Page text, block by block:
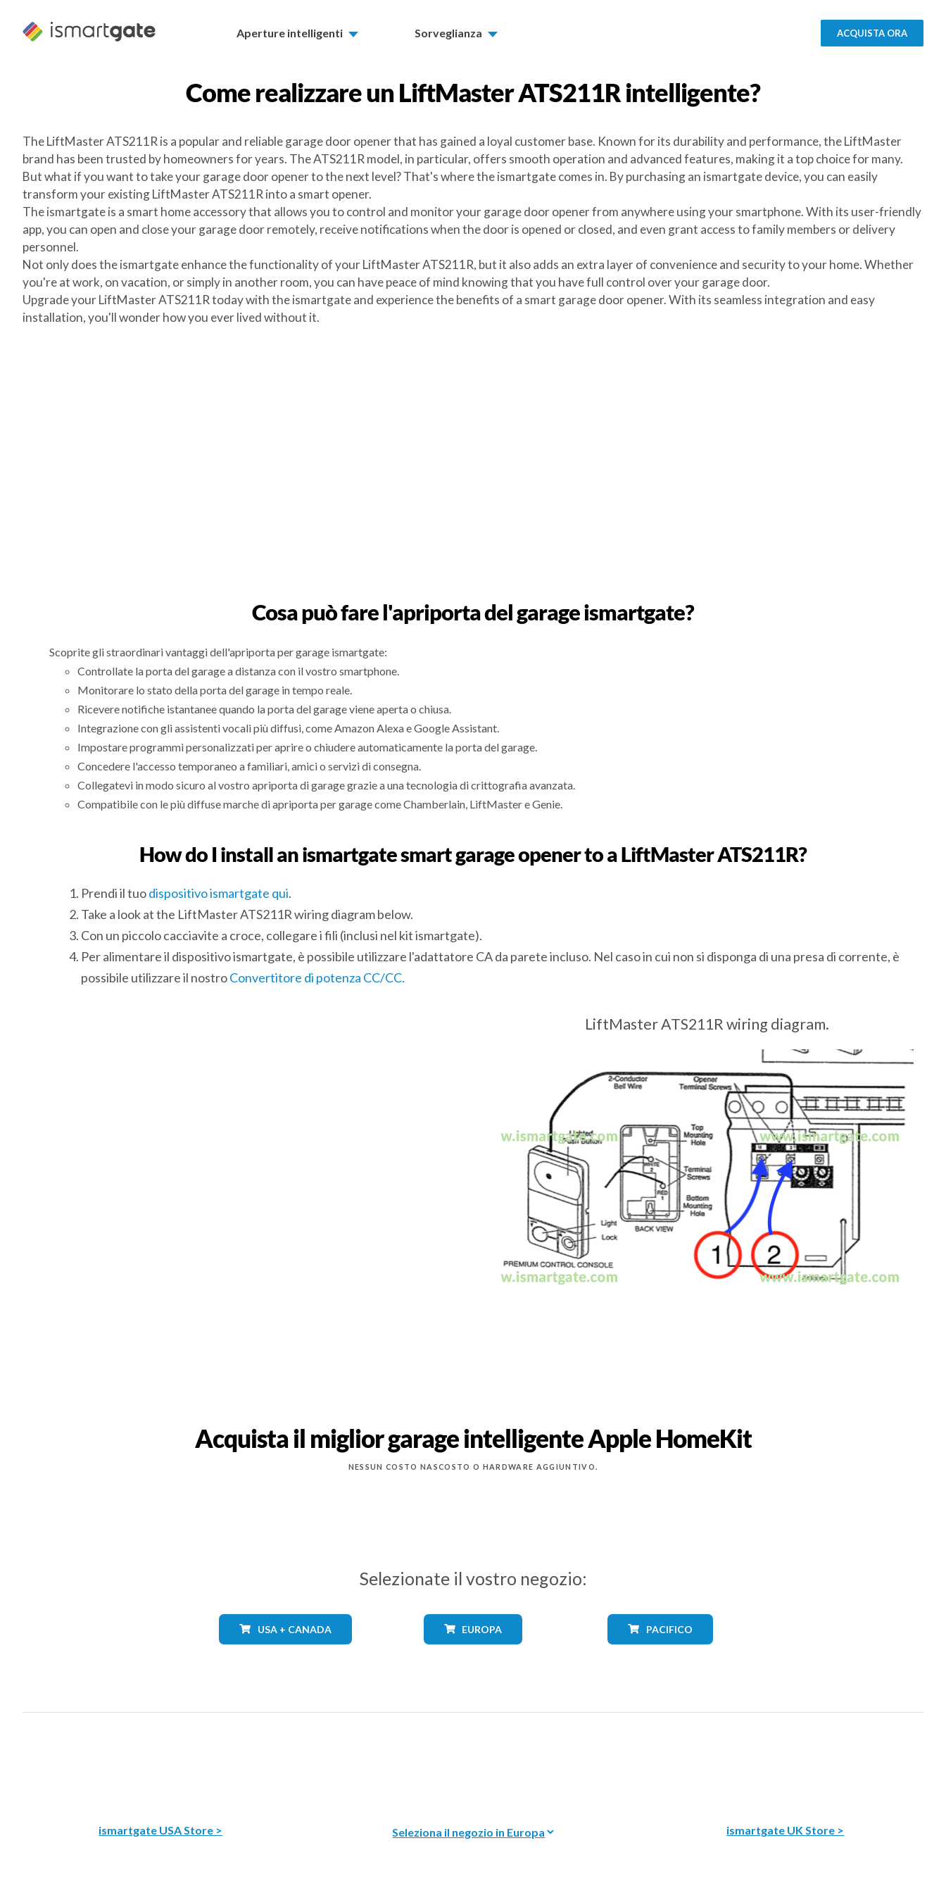
contenuto
Aperture intelligenti Sorveglianza ACQUISTA ORA
Come realizzare un LiftMaster ATS211Rintelligente?
The LiftMaster ATS211R is a popular and reliable garage door opener that has gained a loyal customer base. Known for its durability and performance, the LiftMaster
brand has been trusted by homeowners for years. The ATS211R model, in particular, offers smooth operation and advanced features, making it a top choice for many.
But what if you want to take your garage door opener to the next level? That's where the ismartgate comes in. By purchasing an ismartgate device, you can easily
transform your existing LiftMaster ATS211R into a smart opener.
The ismartgate is a smart home accessory that allows you to control and monitor your garage door opener from anywhere using your smartphone. With its user-friendly
app, you can open and close your garage door remotely, receive notifications when the door is opened or closed, and even grant access to family members or delivery
personnel.
Not only does the ismartgate enhance the functionality of your LiftMaster ATS211R, but it also adds an extra layer of convenience and security to your home. Whether
you're at work, on vacation, or simply in another room, you can have peace of mind knowing that you have full control over your garage door.
Upgrade your LiftMaster ATS211R today with the ismartgate and experience the benefits of a smart garage door opener. With its seamless integration and easy
installation, you'll wonder how you ever lived without it.
Cosa può fare l'apriporta del garage ismartgate?
Scoprite gli straordinari vantaggi dell'apriporta per garage ismartgate:
Controllate la porta del garage a distanza con il vostro smartphone.
Monitorare lo stato della porta del garage in tempo reale.
Ricevere notifiche istantanee quando la porta del garage viene aperta o chiusa.
Integrazione con gli assistenti vocali più diffusi, come Amazon Alexa e Google Assistant.
Impostare programmi personalizzati per aprire o chiudere automaticamente la porta del garage.
Concedere l'accesso temporaneo a familiari, amici o servizi di consegna.
Collegatevi in modo sicuro al vostro apriporta di garage grazie a una tecnologia di crittografia avanzata.
Compatibile con le più diffuse marche di apriporta per garage come Chamberlain, LiftMaster e Genie.
How do I install an ismartgate smart garage opener to a LiftMaster ATS211R?
Prendi il tuodispositivo ismartgate qui.
Take a look at the LiftMaster ATS211R wiring diagram below.
Con un piccolo cacciavite a croce, collegare i fili (inclusi nel kit ismartgate).
Per alimentare il dispositivo ismartgate, è possibile utilizzare l'adattatore CA da parete incluso. Nel caso in cui non si disponga di una presa di corrente, è
possibile utilizzare il nostroConvertitore di potenza CC/CC.
LiftMaster ATS211R wiring diagram.
Acquista il miglior garage intelligente Apple HomeKit
NESSUN COSTO NASCOSTO O HARDWARE AGGIUNTIVO.
Selezionate il vostro negozio:
USA + CANADA EUROPA PACIFICO
ismartgate USA Store > ismartgate UK Store >